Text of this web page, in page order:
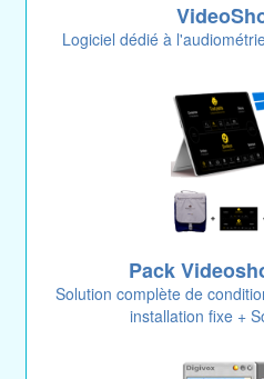
Logiciel dédié à
Pack
Solution complète de
installation fixe +